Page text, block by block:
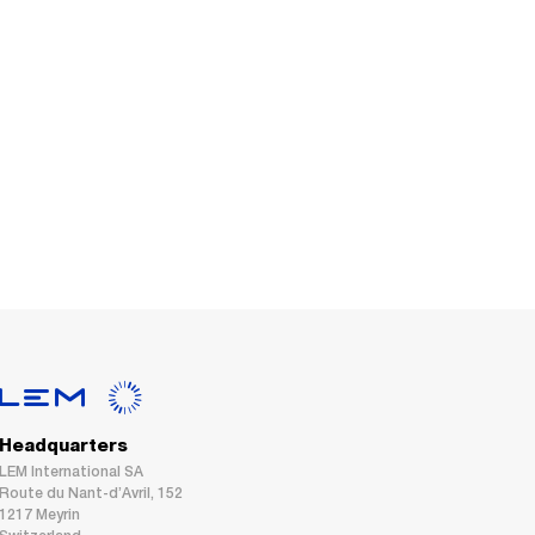
Headquarters
LEM International SA
Route du Nant-d’Avril, 152
1217 Meyrin